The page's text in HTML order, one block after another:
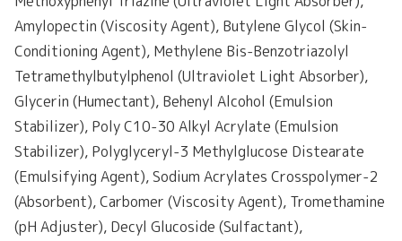
Amylopectin (Viscosity Agent), Butylene Glycol (Skin-
Conditioning Agent), Methylene Bis-Benzotriazolyl
Tetramethylbutylphenol (Ultraviolet Light Absorber),
Glycerin (Humectant), Behenyl Alcohol (Emulsion
Stabilizer), Poly C10-30 Alkyl Acrylate (Emulsion
Stabilizer), Polyglyceryl-3 Methylglucose Distearate
(Emulsifying Agent), Sodium Acrylates Crosspolymer-2
(Absorbent), Carbomer (Viscosity Agent), Tromethamine
(pH Adjuster), Decyl Glucoside (Sulfactant),